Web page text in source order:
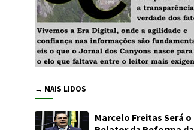
→ MAIS LIDOS
Marcelo Freitas Será o